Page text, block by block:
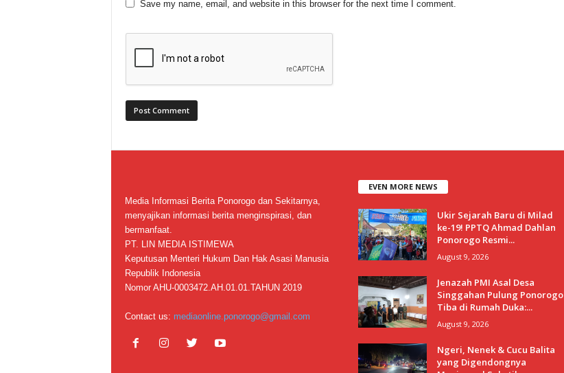
Save my name, email, and website in this browser for the next time I comment.
Media Informasi Berita Ponorogo dan Sekitarnya,
menyajikan informasi berita menginspirasi, dan
bermanfaat.
PT. LIN MEDIA ISTIMEWA
Keputusan Menteri Hukum Dan Hak Asasi Manusia
Republik Indonesia
Nomor AHU-0003472.AH.01.01.TAHUN 2019
Contact us: mediaonline.ponorogo@gmail.com
EVEN MORE NEWS
Ukir Sejarah Baru di Milad
ke-19! PPTQ Ahmad Dahlan
Ponorogo Resmi...
August 9, 2026
Jenazah PMI Asal Desa
Singgahan Pulung Ponorogo
Tiba di Rumah Duka:...
August 9, 2026
Ngeri, Nenek & Cucu Balita
yang Digendongnya